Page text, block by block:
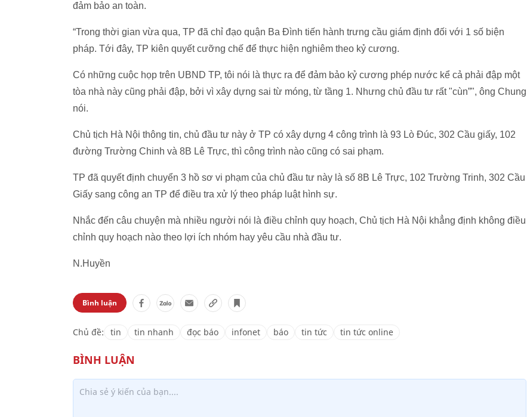
đảm bảo an toàn.
“Trong thời gian vừa qua, TP đã chỉ đạo quận Ba Đình tiến hành trưng cầu giám định đối với 1 số biện
pháp. Tới đây, TP kiên quyết cưỡng chế để thực hiện nghiêm theo kỷ cương.
Có những cuộc họp trên UBND TP, tôi nói là thực ra để đảm bảo kỷ cương phép nước kể cả phải đập một
tòa nhà này cũng phải đập, bởi vì xây dựng sai từ móng, từ tầng 1. Nhưng chủ đầu tư rất "cùn”", ông Chung
nói.
Chủ tịch Hà Nội thông tin, chủ đầu tư này ở TP có xây dựng 4 công trình là 93 Lò Đúc, 302 Cầu giấy, 102
đường Trường Chinh và 8B Lê Trực, thì công trình nào cũng có sai phạm.
TP đã quyết định chuyển 3 hồ sơ vi phạm của chủ đầu tư này là số 8B Lê Trực, 102 Trường Trinh, 302 Cầu
Giấy sang công an TP để điều tra xử lý theo pháp luật hình sự.
Nhắc đến câu chuyện mà nhiều người nói là điều chỉnh quy hoạch, Chủ tịch Hà Nội khẳng định không điều
chỉnh quy hoạch nào theo lợi ích nhóm hay yêu cầu nhà đầu tư.
N.Huyền
Bình luận
Chủ đề: tin tin nhanh đọc báo infonet báo tin tức tin tức online